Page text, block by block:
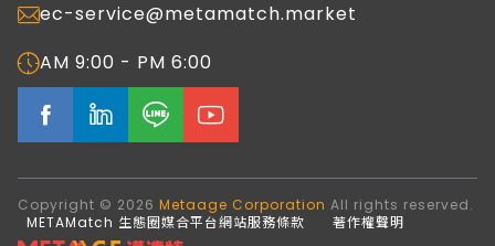
ec-service@metamatch.market
AM 9:00 - PM 6:00
Copyright © 2026 Metaage Corporation All rights reserved.
METAMatch 生態圈媒合平台網站服務條款
著作權聲明